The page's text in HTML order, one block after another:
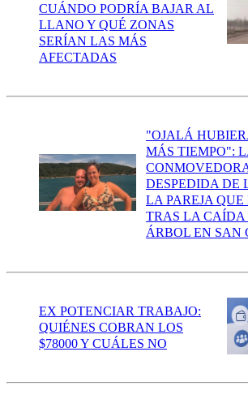
CUÁNDO PODRÍA BAJAR AL
LLANO Y QUÉ ZONAS
SERÍAN LAS MÁS
AFECTADAS
"OJALÁ
MÁS TIEMPO":
DESPEDIDA DE
LA PAREJA QUE
TRAS LA CAÍDA
ÁRBOL EN SAN
EX POTENCIAR TRABAJO:
QUIÉNES COBRAN LOS
$78000 Y CUÁLES NO